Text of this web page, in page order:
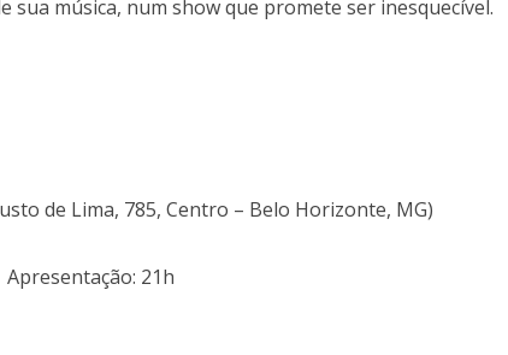
sua música, num show que promete ser inesquecível.
de Lima, 785, Centro – Belo Horizonte, MG)
21h